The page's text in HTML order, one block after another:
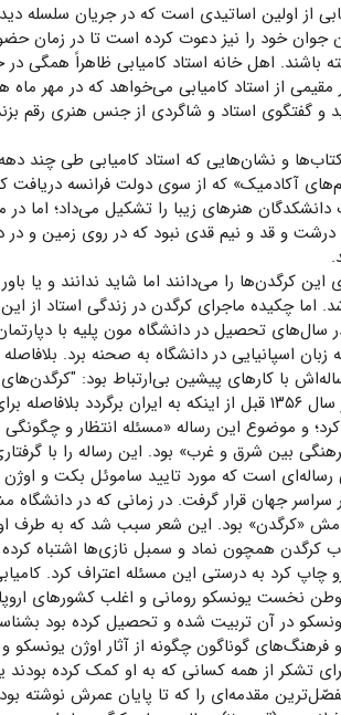
از اولین اساتیدی است که در جریان سلسله
جوان خود را نیز دعوت کرده است تا در زمان
باشند. اهل خانه استاد کامیابی ظاهراً همگی در
مقیمی از استاد کامیابی می‌خواهد که در مهر
و گفتگوی استاد و شاگردی از جنس هنری رقم
و نشان‌هایی که استاد کامیابی طی چند
آکادمیک» که از سوی دولت فرانسه
هنرهای زیبا را تشکیل می‌داد؛ اما
درشت و قد و نیم قدی نبود که در روی زمین و
این کرگدن‌ها را می‌دانند اما شاید ندانند و یا
اما چکیده ماجرای کرگدن در زندگی استاد از
سال‌های تحصیل در دانشگاه مون پلیه با
زبان اسپانیایی در دانشگاه به صحنه برد.
با کارهای پیشین بی‌ارتباط بود:
رساله کار کرد. در سال ۱۳۵۶ قبل از اینکه به ایران
و موضوع این رساله «مسئله انتظار و
بین شرق و غرب» بود. این رساله را با
رساله‌ای است که مورد تایید ساموئل بکت و
سراسر جهان قرار گرفت. در زمانی که در
«کرگدن» بود. این شعر سبب شد که به طرف
کرگدن همچون نماد و سمبل نازی‌ها اشتباه
چاپ کرد به درستی این مسئله اعتراف کرد.
نخست یونسکو رومانی و اغلب کشورهای
در آن تربیت شده و تحصیل کرده بود
گوناگون چگونه از آثار اوژن یونسکو
تشکر از همه کسانی که به او کمک کرده
مقدمه‌ای را که تا پایان عمرش نوشته